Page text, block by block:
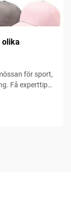
olika
för sport,
Få experttips